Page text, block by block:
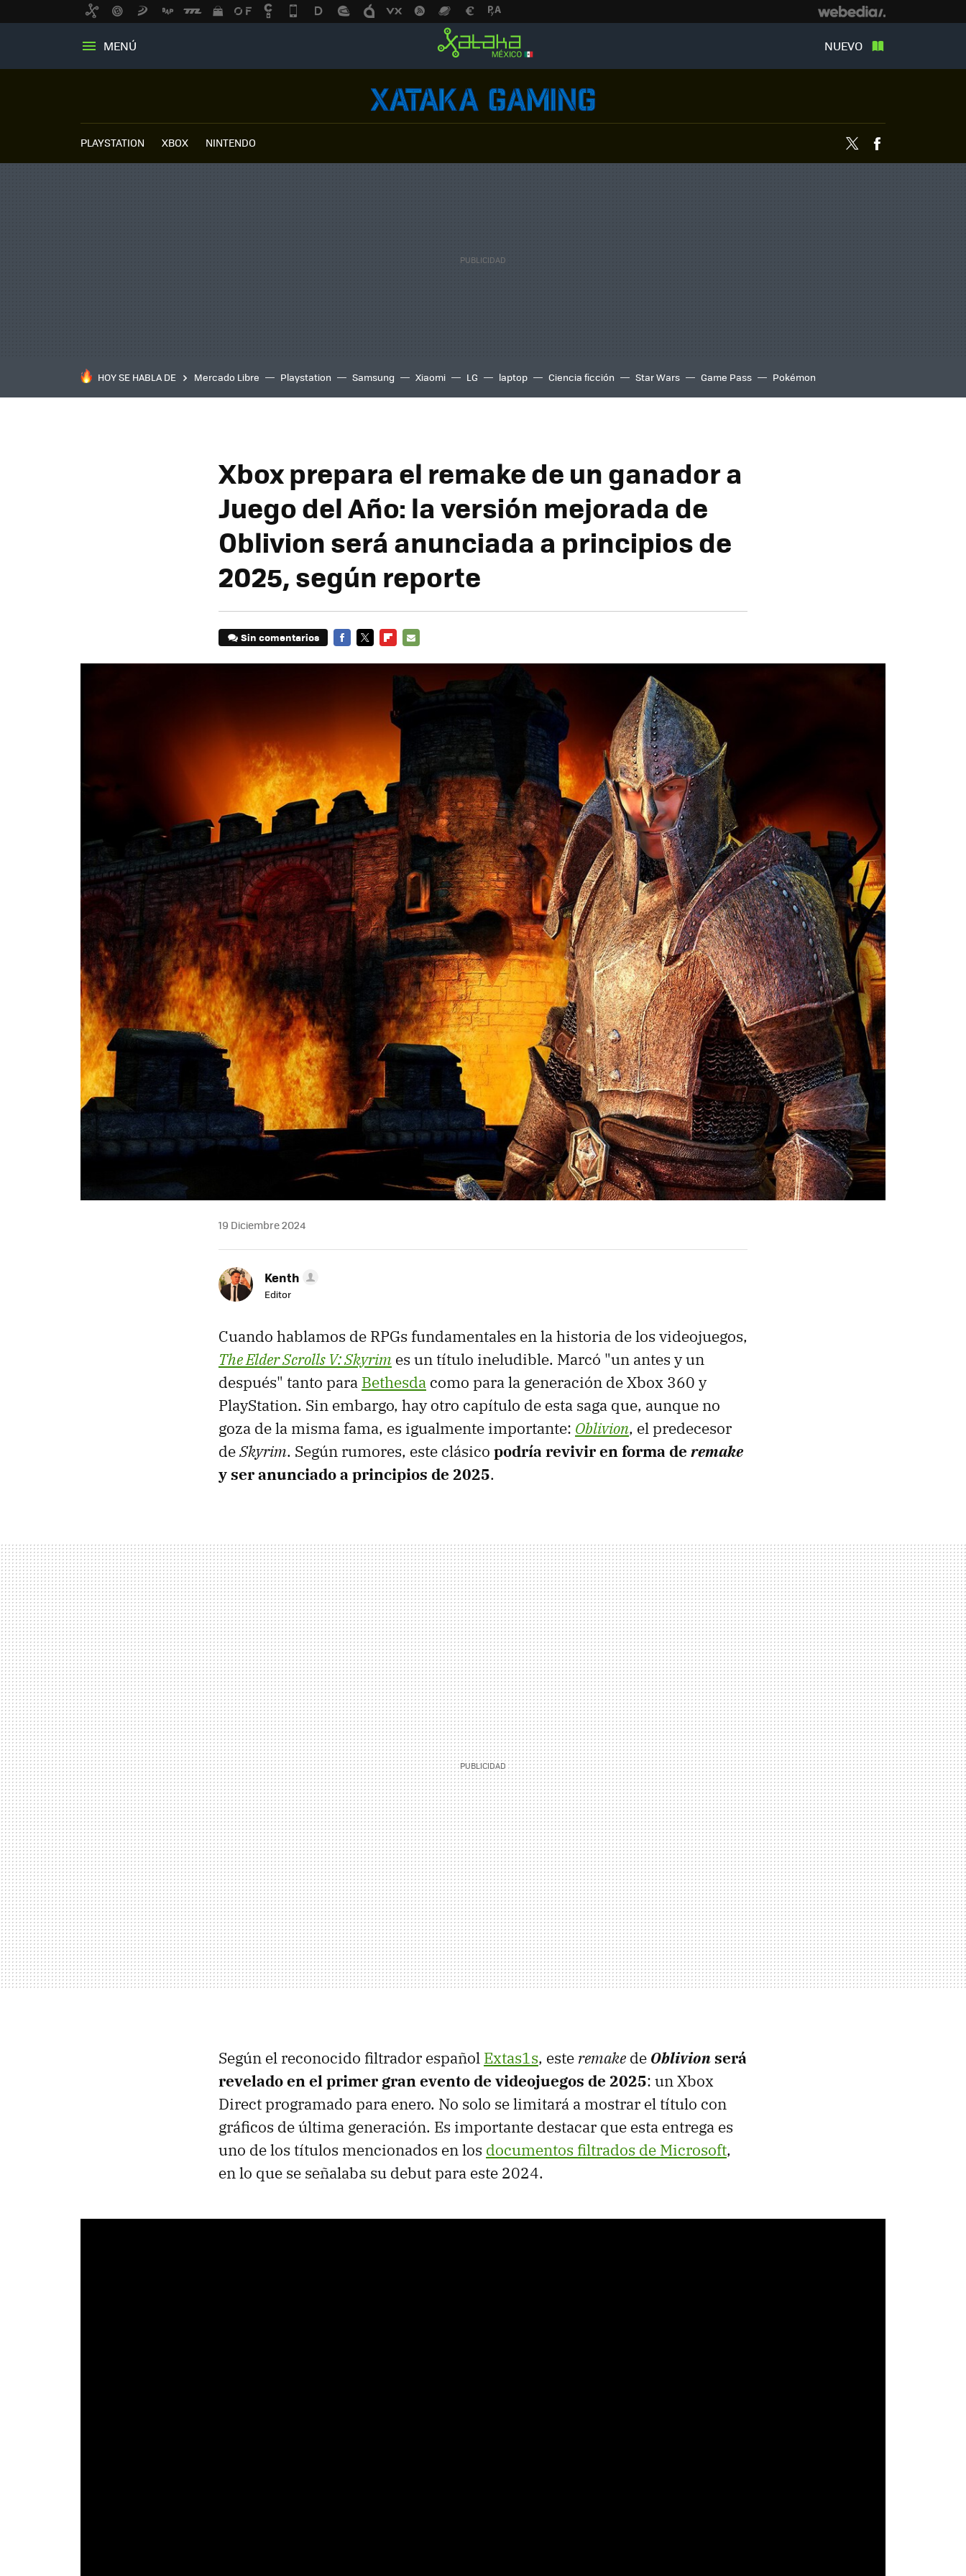
MENÚ NUEVO
PLAYSTATION XBOX NINTENDO Twitter
HOY SE HABLA DE Mercado Libre Playstation Samsung Xiaomi LG laptop Ciencia ficción Star Wars Game Pass Pokémon
Xbox prepara el remake de un ganador a
Juego del Año: la versión mejorada de
Oblivion será anunciada a principios de
2025, según reporte
Sin comentarios
19 Diciembre 2024
Kenth
Editor
Cuando hablamos de RPGs fundamentales en la historia de los videojuegos,
The Elder Scrolls V: Skyrim es un título ineludible. Marcó "un antes y un
después" tanto para Bethesda como para la generación de Xbox 360 y
PlayStation. Sin embargo, hay otro capítulo de esta saga que, aunque no
goza de la misma fama, es igualmente importante: Oblivion, el predecesor
deSkyrim. Según rumores, este clásico podría revivir en forma de remake
y ser anunciado a principios de 2025.
Según el reconocido filtrador español Extas1s, este remake de Oblivionserá
revelado en el primer gran evento de videojuegos de 2025: un Xbox
Direct programado para enero. No solo se limitará a mostrar el título con
gráficos de última generación. Es importante destacar que esta entrega es
uno de los títulos mencionados en los documentos filtrados de Microsoft,
en lo que se señalaba su debut para este 2024.